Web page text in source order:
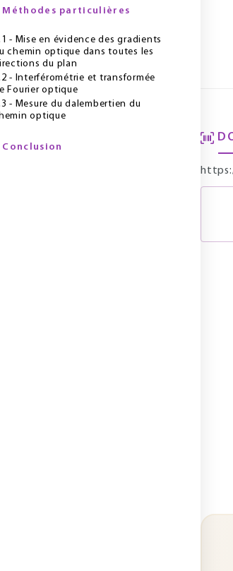
Méthodes particulières
- Mise en évidence des gradients
chemin optique dans toutes les
du plan
- Interférométrie et transformée
Fourier optique
- Mesure du dalembertien du
optique
Conclusion